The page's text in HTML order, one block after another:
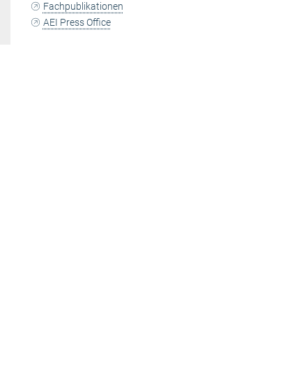
Fachpublikationen
AEI Press Office